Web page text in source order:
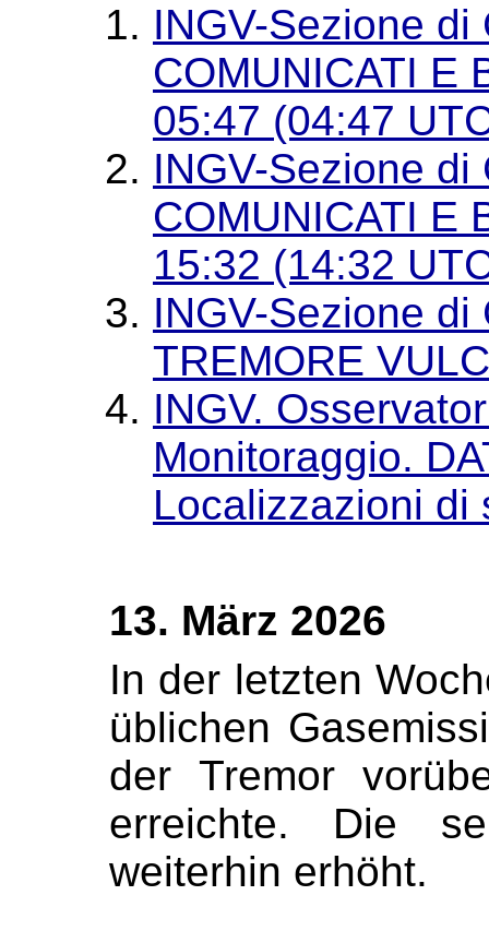
INGV-Sezione
COMUNICATI E
05:47 (04:47
INGV-Sezione
COMUNICATI E
15:32 (14:32
INGV-Sezione
TREMORE
INGV.
Monitoraggio.
Localizzazioni di
13. März 2026
In der letzten
üblichen
der Tremor
erreichte. Die
weiterhin erhöht.